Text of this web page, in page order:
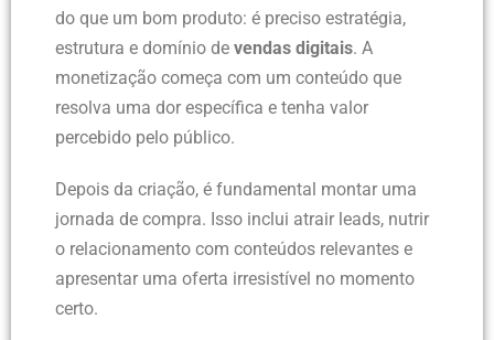
do que um bom produto: é preciso estratégia,
estrutura e domínio de vendas digitais. A
monetização começa com um conteúdo que
resolva uma dor específica e tenha valor
percebido pelo público.
Depois da criação, é fundamental montar uma
jornada de compra. Isso inclui atrair leads, nutrir
o relacionamento com conteúdos relevantes e
apresentar uma oferta irresistível no momento
certo.